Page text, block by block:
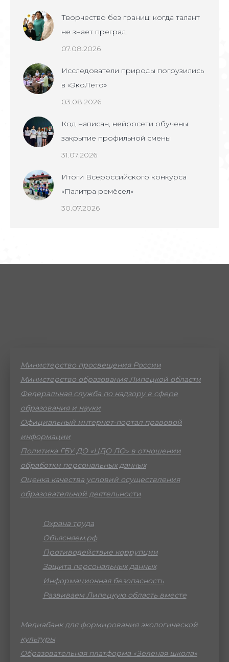
Творчество без границ: когда талант
не знает преград
07.08.2026
Исследователи природы погрузились
в «ЭкоЛето»
03.08.2026
Код написан, нейросети обучены:
закрытие профильной смены
31.07.2026
Итоги Всероссийского конкурса
«Палитра ремёсел»
30.07.2026
Министерство просвещения России
Министерство образования Липецкой области
Федеральная служба по надзору в сфере
образования и науки
Официальный интернет-портал правовой
информации
Политика ГБУ ДО «ЦДО ЛО» в отношении
обработки персональных данных
Оценка качества условий осуществления
образовательной деятельности
Охрана труда
Объясняем.рф
Противодействие коррупции
Защита персональных данных
Информационная безопасность
Развиваем Липецкую область вместе
Медиабанк для формирования экологической
культуры
Образовательная платформа «Зеленая школа»